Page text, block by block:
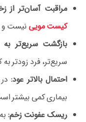
مراقبت آسان‌تر از
کیست مویی نیست و
بازگشت سریع‌تر به
سریع‌تر، فرد زودتر
احتمال بالاتر عود:در
بیماری کمی بیشتر
ریسک عفونت زخم: